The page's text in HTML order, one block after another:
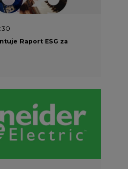
Raport ESG za